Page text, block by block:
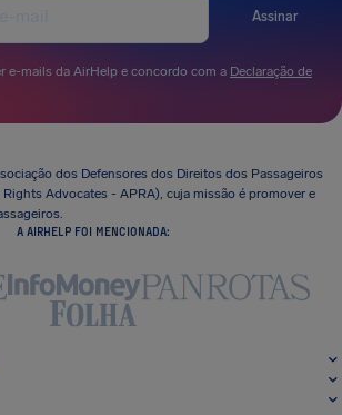
Assinar
e-mails da AirHelp e concordo com a Declaração de
dos Defensores dos Direitos dos Passageiros
Advocates - APRA), cuja missão é promover e
A AIRHELP FOI MENCIONADA: